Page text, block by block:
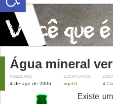
Água mineral
PUBLICADO
4 de ago de 2006
ESCRITO POR
vqeb1 4
Existe